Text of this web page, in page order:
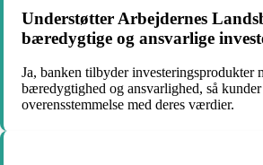
Understøtter Arbejdernes
bæredygtige og ansvarlige
Ja, banken tilbyder investeringsprodukter
bæredygtighed og ansvarlighed, så
overensstemmelse med deres værdier.